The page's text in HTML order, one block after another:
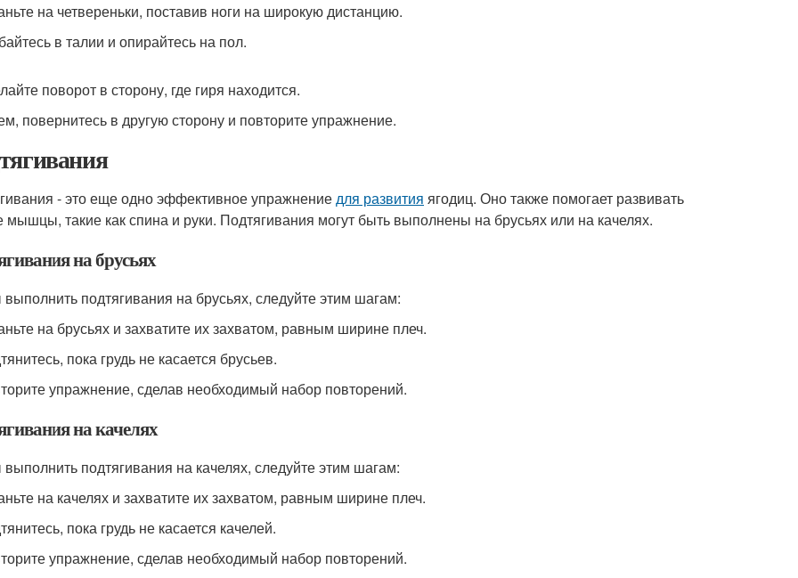
на четвереньки, поставив ноги на широкую дистанцию.
в талии и опирайтесь на пол.
поворот в сторону, где гиря находится.
повернитесь в другую сторону и повторите упражнение.
- это еще одно эффективное упражнениедля развития ягодиц. Оно также помогает развивать
мышцы, такие как спина и руки. Подтягивания могут быть выполнены на брусьях или на качелях.
на брусьях
подтягивания на брусьях, следуйте этим шагам:
на брусьях и захватите их захватом, равным ширине плеч.
пока грудь не касается брусьев.
упражнение, сделав необходимый набор повторений.
на качелях
подтягивания на качелях, следуйте этим шагам:
на качелях и захватите их захватом, равным ширине плеч.
пока грудь не касается качелей.
упражнение, сделав необходимый набор повторений.